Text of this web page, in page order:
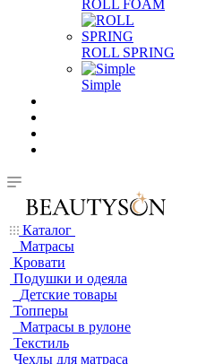
ROLL FOAM
ROLL SPRING
Simple
Каталог
Матрасы
Кровати
Подушки и одеяла
Детские товары
Топперы
Матрасы в рулоне
Текстиль
Чехлы для матраса